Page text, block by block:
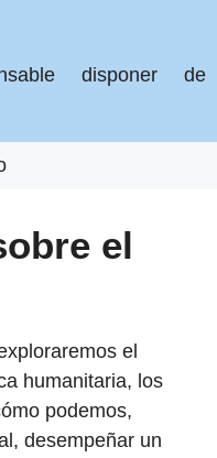
disponer de
el
el
humanitaria, los
podemos,
desempeñar un